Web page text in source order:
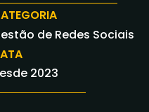
de Redes Sociais
2023